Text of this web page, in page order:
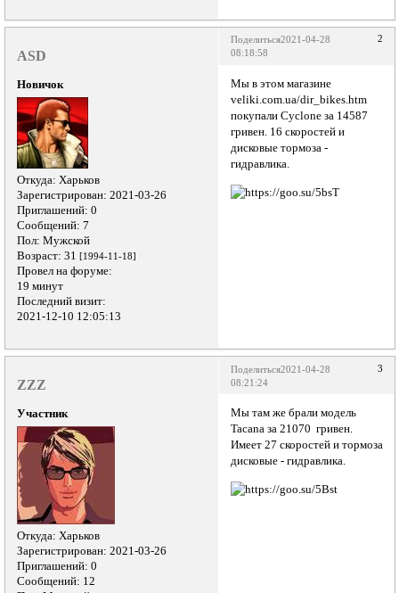
Поделиться 2
2021-04-28
08:18:58
ASD
Новичок
Откуда: Харьков
Зарегистрирован: 2021-03-26
Приглашений: 0
Сообщений: 7
Пол: Мужской
Возраст: 31 [1994-11-18]
Провел на форуме:
19 минут
Последний визит:
2021-12-10 12:05:13
Мы в этом магазине
veliki.com.ua/dir_bikes.htm
покупали Cyclone за 14587
гривен. 16 скоростей и
дисковые тормоза -
гидравлика.
Поделиться 3
2021-04-28
08:21:24
ZZZ
Участник
Откуда: Харьков
Зарегистрирован: 2021-03-26
Приглашений: 0
Сообщений: 12
Мы там же брали модель
Tacana за 21070 гривен.
Имеет 27 скоростей и тормоза
дисковые - гидравлика.